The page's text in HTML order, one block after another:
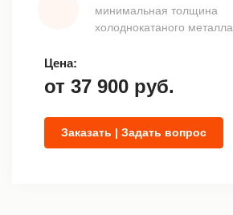
минимальная толщина
холоднокатаного металла
Цена:
от 37 900 руб.
Заказать | Задать вопрос